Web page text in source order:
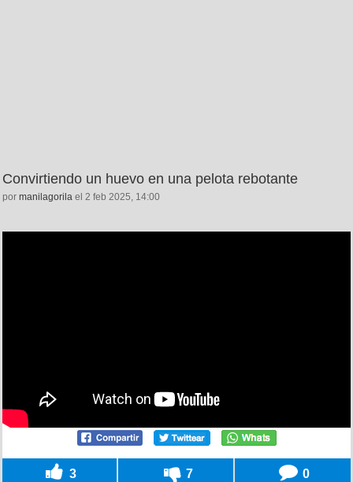
Convirtiendo un huevo en una pelota rebotante
por manilagorila el 2 feb 2025, 14:00
3 7 0